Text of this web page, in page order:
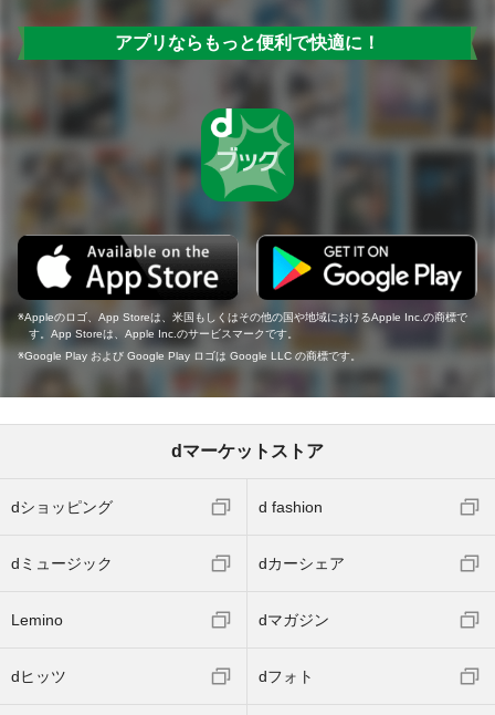
アプリならもっと便利で快適に！
Appleのロゴ、App Storeは、米国もしくはその他の国や地域におけるApple Inc.の商標で
す。App Storeは、Apple Inc.のサービスマークです。
Google Play および Google Play ロゴは Google LLC の商標です。
dマーケットストア
dショッピング d fashion
dミュージック dカーシェア
Lemino dマガジン
dヒッツ dフォト